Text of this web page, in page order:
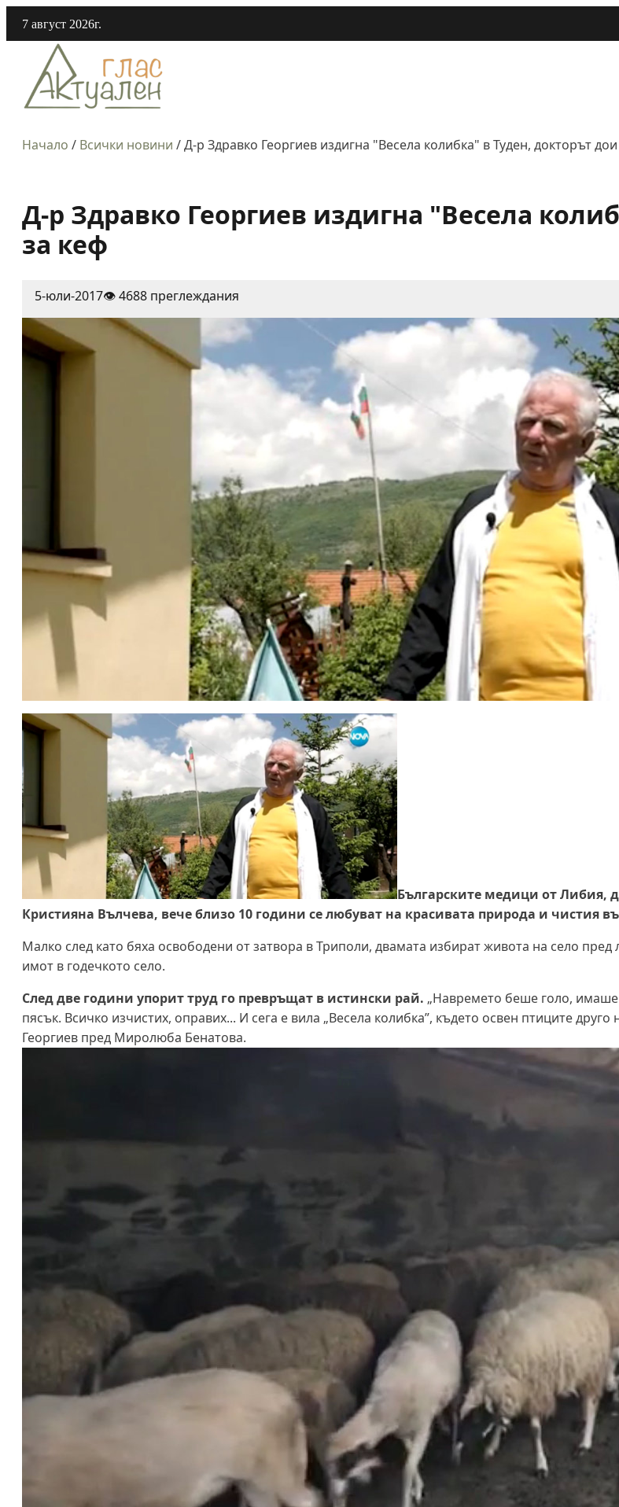
7 август 2026г.
Начало / Всички новини /Д-р Здравко Георгиев издигна "Весела колибка" в Туден, докторът
Д-р Здравко Георгиев издигна "Весела
за кеф
5-юли-2017👁️ 4688 преглеждания
Българските медици от Либия,
Кристияна Вълчева, вече близо 10 години се любуват на красивата природа и чистия
Малко след като бяха освободени от затвора в Триполи, двамата избират живота на село пред
имот в годечкото село.
След две години упорит труд го превръщат в истински рай. „Навремето беше голо,
пясък. Всичко изчистих, оправих... И сега е вила „Весела колибка”, където освен птиците друго
Георгиев пред Миролюба Бенатова.